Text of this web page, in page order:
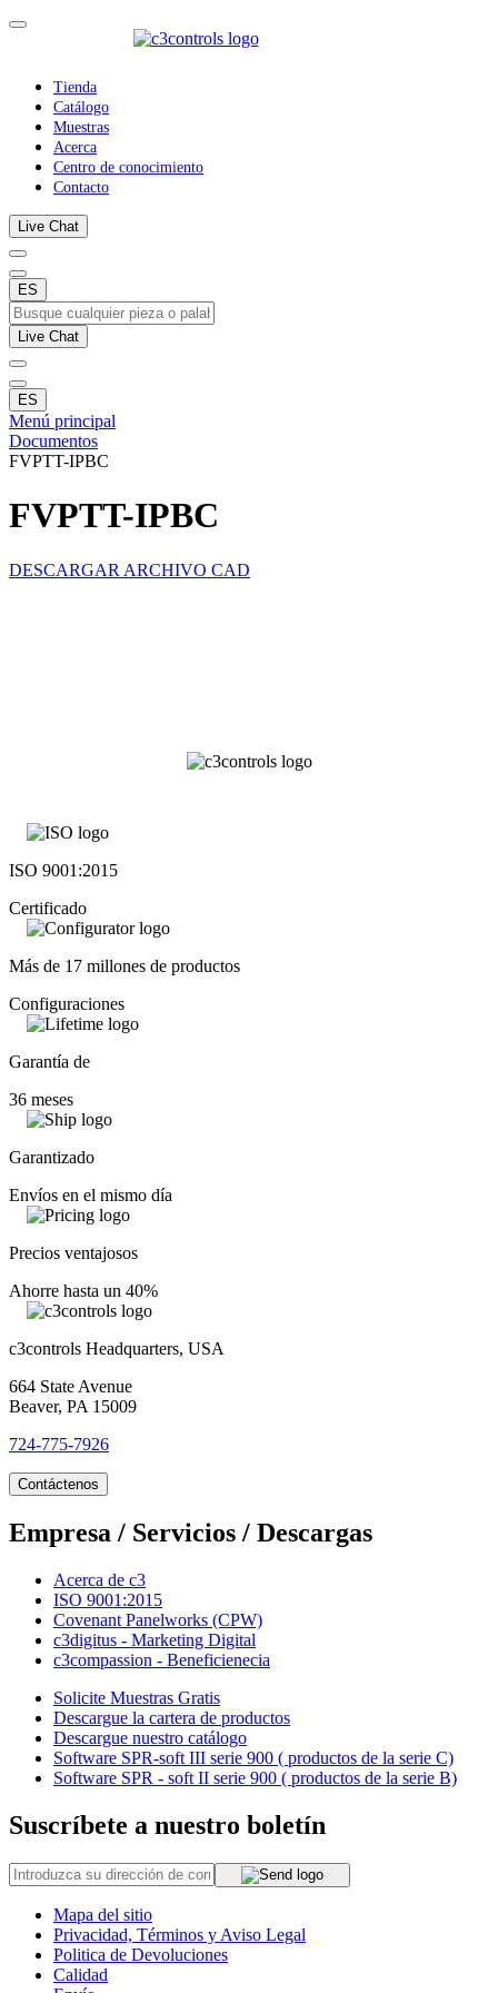
Tienda
Catálogo
Muestras
Acerca
Centro de conocimiento
Contacto
Live Chat
ES
Live Chat
ES
Menú principal
Documentos
FVPTT-IPBC
FVPTT-IPBC
DESCARGAR ARCHIVO CAD
ISO 9001:2015
Certificado
Más de 17 millones de productos
Configuraciones
Garantía de
36 meses
Garantizado
Envíos en el mismo día
Precios ventajosos
Ahorre hasta un 40%
c3controls Headquarters, USA
664 State Avenue
Beaver, PA 15009
724-775-7926
Contáctenos
Empresa / Servicios / Descargas
Acerca de c3
ISO 9001:2015
Covenant Panelworks (CPW)
c3digitus - Marketing Digital
c3compassion - Beneficienecia
Solicite Muestras Gratis
Descargue la cartera de productos
Descargue nuestro catálogo
Software SPR-soft III serie 900 ( productos de la serie C)
Software SPR - soft II serie 900 ( productos de la serie B)
Suscríbete a nuestro boletín
Mapa del sitio
Privacidad, Términos y Aviso Legal
Politica de Devoluciones
Calidad